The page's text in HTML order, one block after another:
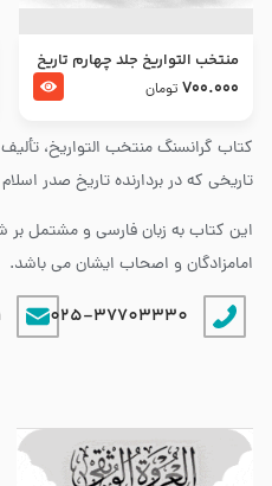
کتاب گرانسنگ منتخب التواريخ،
تاریخی که در بردارنده تاریخ صدر
این کتاب به زبان فارسی و مشتمل بر
امامزادگان و اصحاب ایشان می باشد.
025-37703330
منتخب التواریخ جلد چهارم تاریخ
امام زین العابدین و امام محمد
700.000 تومان